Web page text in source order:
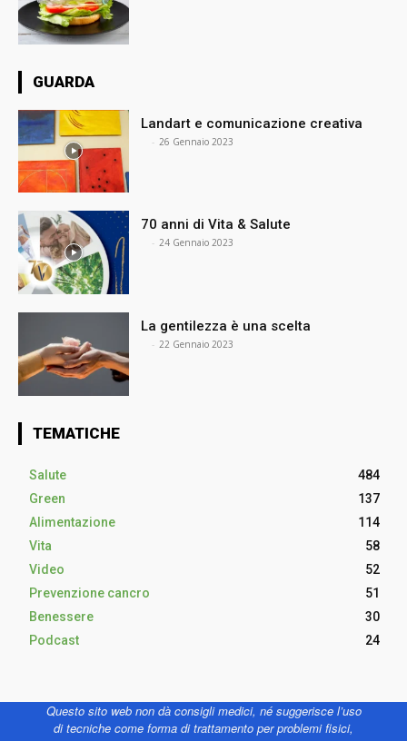
GUARDA
Landart e comunicazione creativa
- 26 Gennaio 2023
70 anni di Vita & Salute
- 24 Gennaio 2023
La gentilezza è una scelta
- 22 Gennaio 2023
TEMATICHE
Salute
484
Green
137
Alimentazione
114
Vita
58
Video
52
Prevenzione cancro
51
Benessere
30
Podcast
24
Questo sito web non dà consigli medici, né suggerisce l’uso
di tecniche come forma di trattamento per problemi fisici,